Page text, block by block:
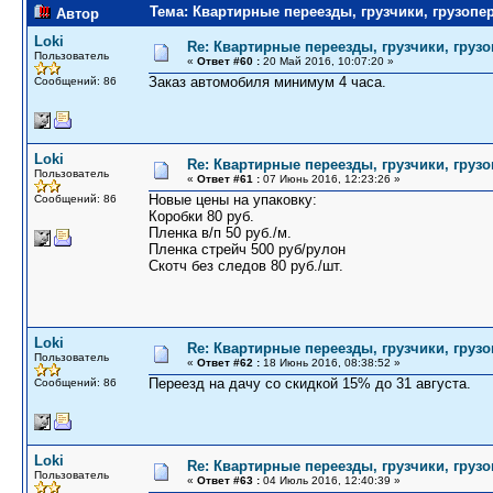
Автор
Тема: Квартирные переезды, грузчики,
Loki
Пользователь
Сообщений: 86
Re: Квартирные переезды, грузчики,
« Ответ #60 : 20 Май 2016, 10:07:20 »
Заказ автомобиля минимум 4 часа.
Loki
Пользователь
Сообщений: 86
Re: Квартирные переезды, грузчики,
« Ответ #61 : 07 Июнь 2016, 12:23:26 »
Новые цены на упаковку:
Коробки 80 руб.
Пленка в/п 50 руб./м.
Пленка стрейч 500 руб/рулон
Скотч без следов 80 руб./шт.
Loki
Пользователь
Сообщений: 86
Re: Квартирные переезды, грузчики,
« Ответ #62 : 18 Июнь 2016, 08:38:52 »
Переезд на дачу со скидкой 15% до 31 августа.
Loki
Пользователь
Re: Квартирные переезды, грузчики,
« Ответ #63 : 04 Июль 2016, 12:40:39 »